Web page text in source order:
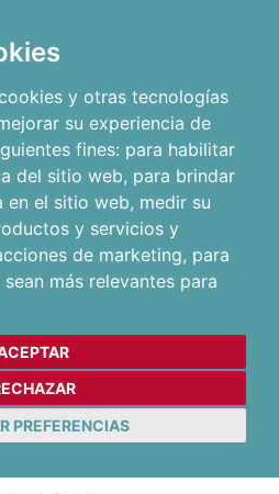
y otras tecnologías
su experiencia de
fines: para habilitar
del sitio web, para brindar
en el sitio web, medir su
y servicios y
de marketing, para
más relevantes para
PREFERENCIAS